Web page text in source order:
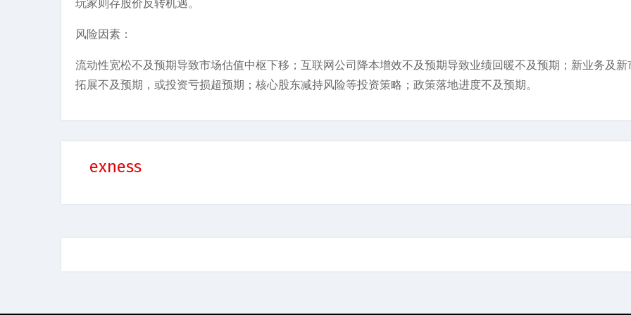
玩家则存股价反转机遇。
风险因素：
流动性宽松不及预期导致市场估值中枢下移；互联网公司降本增效不及预期导致业绩回暖不及预期；新业务及新
拓展不及预期，或投资亏损超预期；核心股东减持风险等投资策略；政策落地进度不及预期。
exness